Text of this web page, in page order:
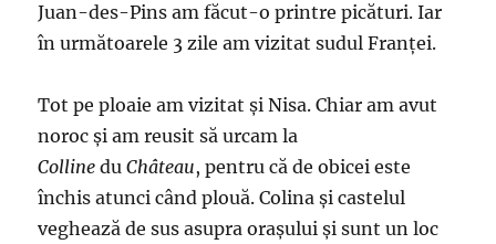
Juan-des-Pins am făcut-o printre picături. Iar
în următoarele 3 zile am vizitat sudul Franței.
Tot pe ploaie am vizitat și Nisa. Chiar am avut
noroc și am reusit să urcam la
Colline duChâteau, pentru că de obicei este
închis atunci când plouă. Colina și castelul
veghează de sus asupra orașului și sunt un loc